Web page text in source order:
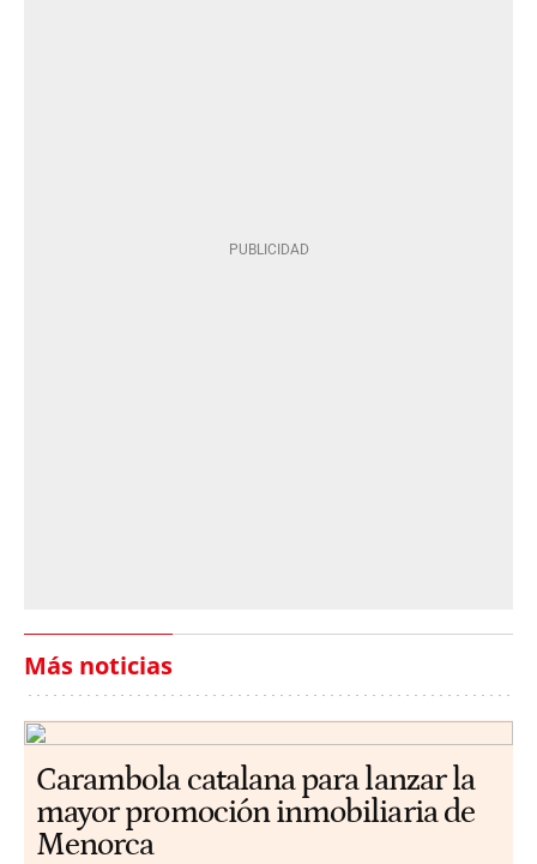
Más noticias
Carambola catalana para lanzar la
mayor promoción inmobiliaria de
Menorca